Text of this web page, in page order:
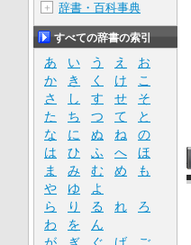
＋ 辞書・百科事典
すべての辞書の索引
あ い う え
お
か
き く け
こ
さ
し す せ
そ
た
ち つ て
と
な
に ぬ ね
の
は
ひ ふ へ
ほ
ま
み む め
も
や
ゆ
よ
ら
り る れ
ろ
わ
を
ん